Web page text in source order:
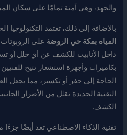
والجهد، وهي آمنة تمامًا على سكان
بالإضافة إلى ذلك، تعتمد التكنولوجيا
المياه بمكة حي الروضة على
داخل الأنابيب للكشف عن أي خلل أو
بكاميرات وأجهزة استشعار تتيح
الحاجة إلى حفر أو تكسير، مما يجعل
التقنية الجديدة تقلل من الأضرار
الكشف.
تقنية الذكاء الاصطناعي تعد أيضًا